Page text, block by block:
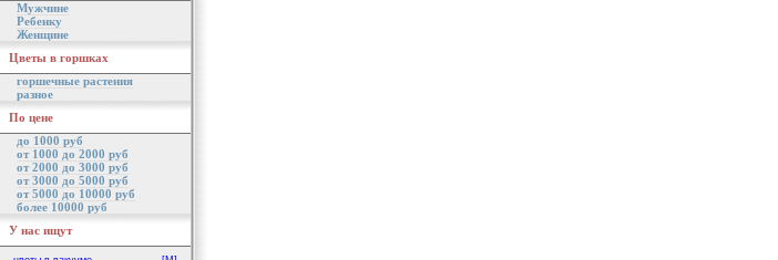
Мужчине
Ребенку
Женщине
Цветы в горшках
горшечные растения
разное
По цене
до 1000 руб
от 1000 до 2000 руб
от 2000 до 3000 руб
от 3000 до 5000 руб
от 5000 до 10000 руб
более 10000 руб
У нас ищут